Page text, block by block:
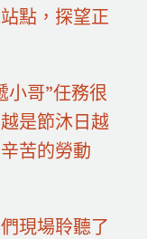
點，探望正
小哥”任務很
是節沐日越
苦的勞動
現場聆聽了